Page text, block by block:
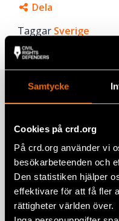
Samtycke
Cookies på crd.org
På crd.org använder vi
besökarbeteenden och
Den statistiken hjälper
effektivare för att få fler
rättigheter världen över.
Dela
Facebook
Mail
Taggar Sverige
Relaterade
Yttrande över
medborgarskap
1 juni
Yttrande över